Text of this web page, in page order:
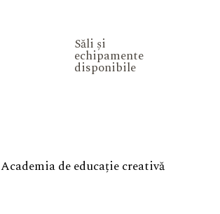
Săli și
echipamente
disponibile
Academia de educație creativă